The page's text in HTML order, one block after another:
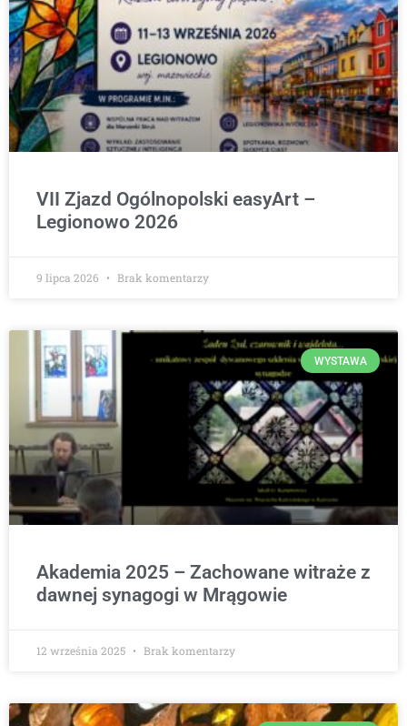
VII Zjazd Ogólnopolski easyArt –
Legionowo 2026
9 lipca 2026 Brak komentarzy
WYSTAWA
Akademia 2025 – Zachowane witraże z
dawnej synagogi w Mrągowie
12 września 2025 Brak komentarzy